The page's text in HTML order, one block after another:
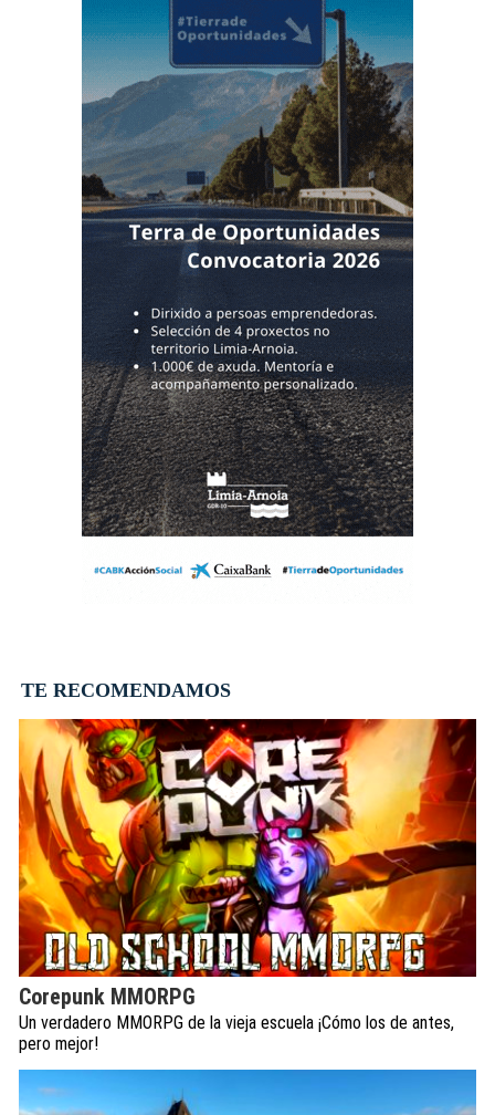
TE RECOMENDAMOS
Corepunk MMORPG
Un verdadero MMORPG de la vieja escuela ¡Cómo los de antes,
pero mejor!